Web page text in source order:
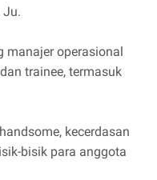
Ju.
manajer operasional
trainee, termasuk
kecerdasan
bisik para anggota